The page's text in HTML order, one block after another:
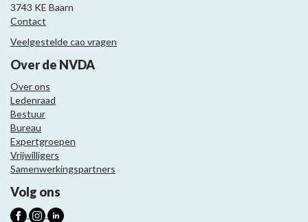
3743 KE Baarn
Contact
Veelgestelde cao vragen
Over de NVDA
Over ons
Ledenraad
Bestuur
Bureau
Expertgroepen
Vrijwilligers
Samenwerkingspartners
Volg ons